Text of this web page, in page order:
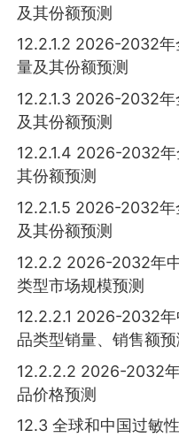
及其份额预测
12.2.1.2 2026-2032
量及其份额预测
12.2.1.3 2026-2032
及其份额预测
12.2.1.4 2026-2032
其份额预测
12.2.1.5 2026-2032
及其份额预测
12.2.2 2026-2032年
类型市场规模预测
12.2.2.1 2026-2032
品类型销量、销售额预
12.2.2.2 2026-2032
品价格预测
12.3 全球和中国过敏